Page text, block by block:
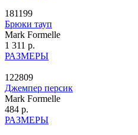
181199
Брюки тауп
Mark Formelle
1 311 р.
РАЗМЕРЫ
122809
Джемпер персик
Mark Formelle
484 р.
РАЗМЕРЫ